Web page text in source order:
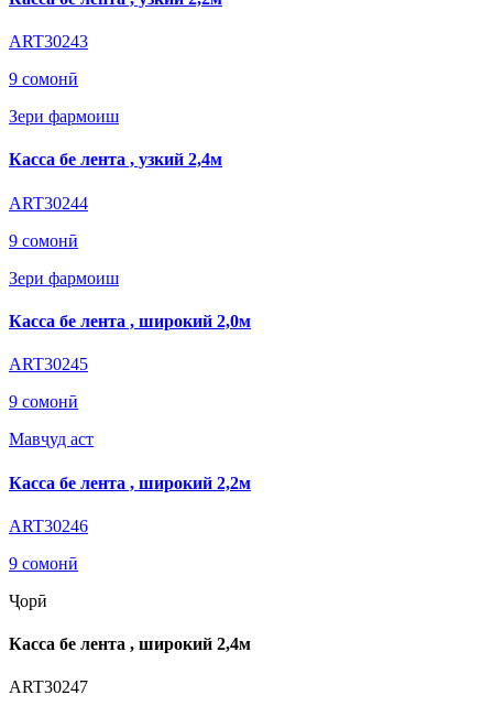
ART30243
9 сомонӣ
Зери фармоиш
Касса бе лента , узкий 2,4м
ART30244
9 сомонӣ
Зери фармоиш
Касса бе лента , широкий 2,0м
ART30245
9 сомонӣ
Мавҷуд аст
Касса бе лента , широкий 2,2м
ART30246
9 сомонӣ
Ҷорӣ
Касса бе лента , широкий 2,4м
ART30247